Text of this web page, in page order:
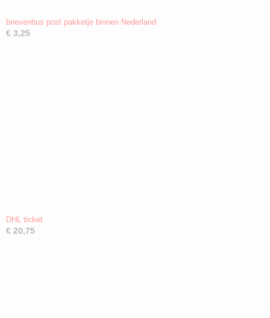
brievenbus post pakketje binnen Nederland
€ 3,25
DHL ticket
€ 20,75